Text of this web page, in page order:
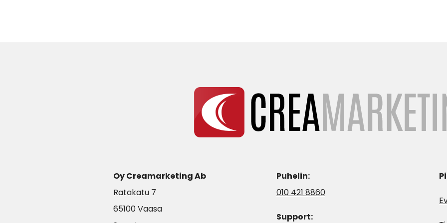
Oy Creamarketing Ab
Ratakatu 7
65100 Vaasa
Puhelin:
010 421 8860
Support: